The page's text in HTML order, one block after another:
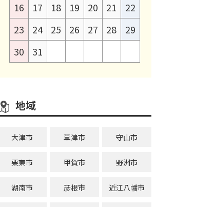
16
17 18 19 20 21
22
23
24 25 26 27 28
29
30
31
地域
大津市 草津市 守山市
栗東市 甲賀市 野洲市
湖南市 彦根市 近江八幡市